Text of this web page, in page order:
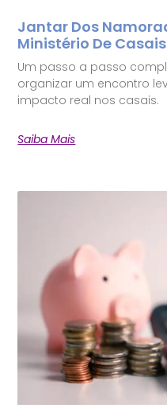
Jantar Dos
Ministério De
Um passo a passo
organizar um encontro
impacto real nos casais.
Saiba Mais